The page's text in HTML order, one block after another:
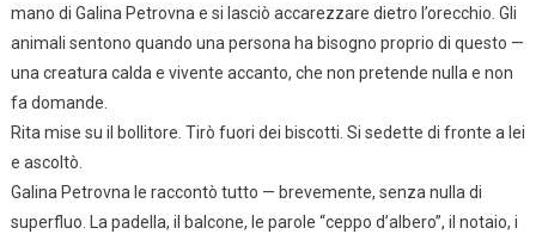
mano di Galina Petrovna e si lasciò accarezzare dietro l’orecchio. Gli
animali sentono quando una persona ha bisogno proprio di questo —
una creatura calda e vivente accanto, che non pretende nulla e non
fa domande.
Rita mise su il bollitore. Tirò fuori dei biscotti. Si sedette di fronte a lei
e ascoltò.
Galina Petrovna le raccontò tutto — brevemente, senza nulla di
superfluo. La padella, il balcone, le parole “ceppo d’albero”, il notaio, i